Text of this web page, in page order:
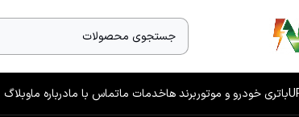
باتری خودرو و موتوربرند هاخدمات ماتماس با مادرباره ماوبلاگ